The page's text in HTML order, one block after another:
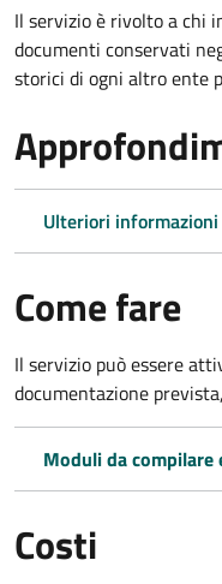
Il servizio è rivolto a chi
documenti conservati
storici di ogni altro ente
Ulteriori informazioni
Come fare
Il servizio può essere
documentazione
Moduli da compilare
Costi